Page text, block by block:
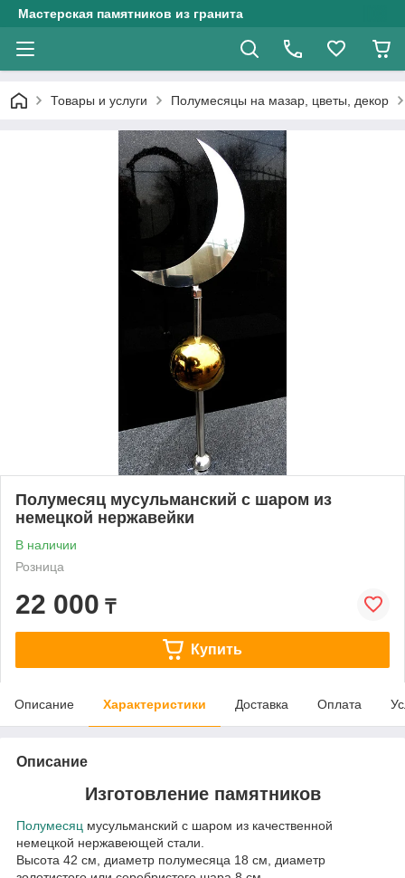
Мастерская памятников из гранита
Товары и услуги Полумесяцы на мазар, цветы, декор
Полумесяц мусульманский с шаром из
немецкой нержавейки
В наличии
Розница
22 000 ₸
Купить
Описание Характеристики Доставка Оплата
Описание
Изготовление памятников
Полумесяц мусульманский с шаром из качественной
немецкой нержавеющей стали.
Высота 42 см, диаметр полумесяца 18 см, диаметр